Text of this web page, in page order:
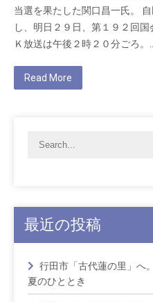
当選を果たした関口昌一氏。
し、明日２９日、第１９２回
Ｋ放送は午後２時２０分ごろ。…
Read More
最近の投稿
行田市「古代蓮の里」へ
夏のひととき